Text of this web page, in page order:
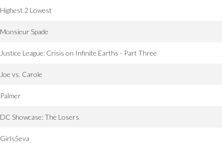
Highest 2 Lowest
Monsieur Spade
Justice League: Crisis on Infinite Earths - Part Three
Joe vs. Carole
Palmer
DC Showcase: The Losers
Girls5eva